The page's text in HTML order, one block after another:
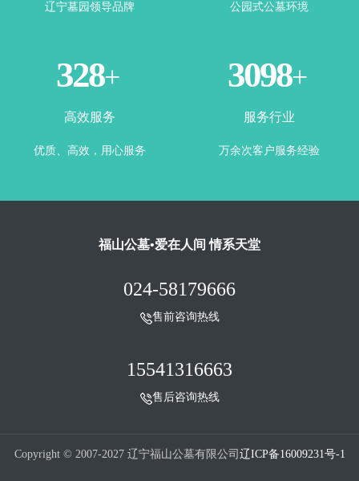
辽宁墓园领导品牌 公园式公墓环境
360+
高效服务
优质、高效，用心服务
3443+
服务行业
万余次客户服务经验
福山公墓•爱在人间 情系天堂
024-58179666
售前咨询热线
15541316663
售后咨询热线
Copyright © 2007-2027 辽宁福山公墓有限公司 辽ICP备16009231号-1